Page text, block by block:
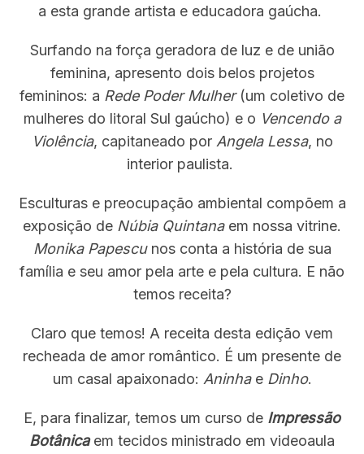
a esta grande artista e educadora gaúcha.
Surfando na força geradora de luz e de união
feminina, apresento dois belos projetos
femininos: a Rede Poder Mulher(um coletivo de
mulheres do litoral Sul gaúcho) e o Vencendo a
Violência, capitaneado porAngela Lessa, no
interior paulista.
Esculturas e preocupação ambiental compõem a
exposição de Núbia Quintanaem nossa vitrine.
Monika Papescunos conta a história de sua
família e seu amor pela arte e pela cultura. E não
temos receita?
Claro que temos! A receita desta edição vem
recheada de amor romântico. É um presente de
um casal apaixonado: Aninhae Dinho.
E, para finalizar, temos um curso de Impressão
Botânicaem tecidos ministrado em videoaula